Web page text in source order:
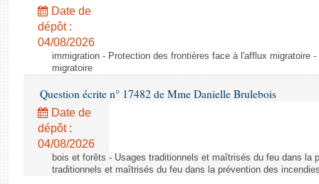
Date de
dépôt :
04/08/2026
immigration - Protection des frontières face à l'afflux migratoire
migratoire
Question écrite n° 17482 de Mme Danielle Brulebois
Date de
dépôt :
04/08/2026
bois et forêts - Usages traditionnels et maîtrisés du feu dans la
traditionnels et maîtrisés du feu dans la prévention des